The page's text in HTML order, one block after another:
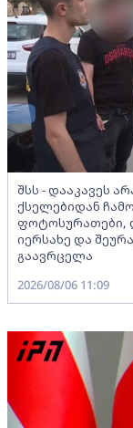
შსს - დააკავეს
ქსელებიდან
ფოტოსურათები,
იერსახე და
გაავრცელა
2026/08/06 11:09